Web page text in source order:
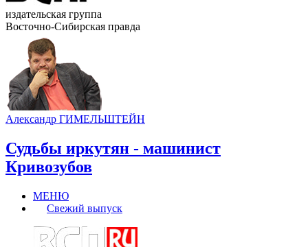
издательская группа
Восточно-Сибирская правда
Александр ГИМЕЛЬШТЕЙН
Судьбы иркутян - машинист
Кривозубов
МЕНЮ
Свежий выпуск